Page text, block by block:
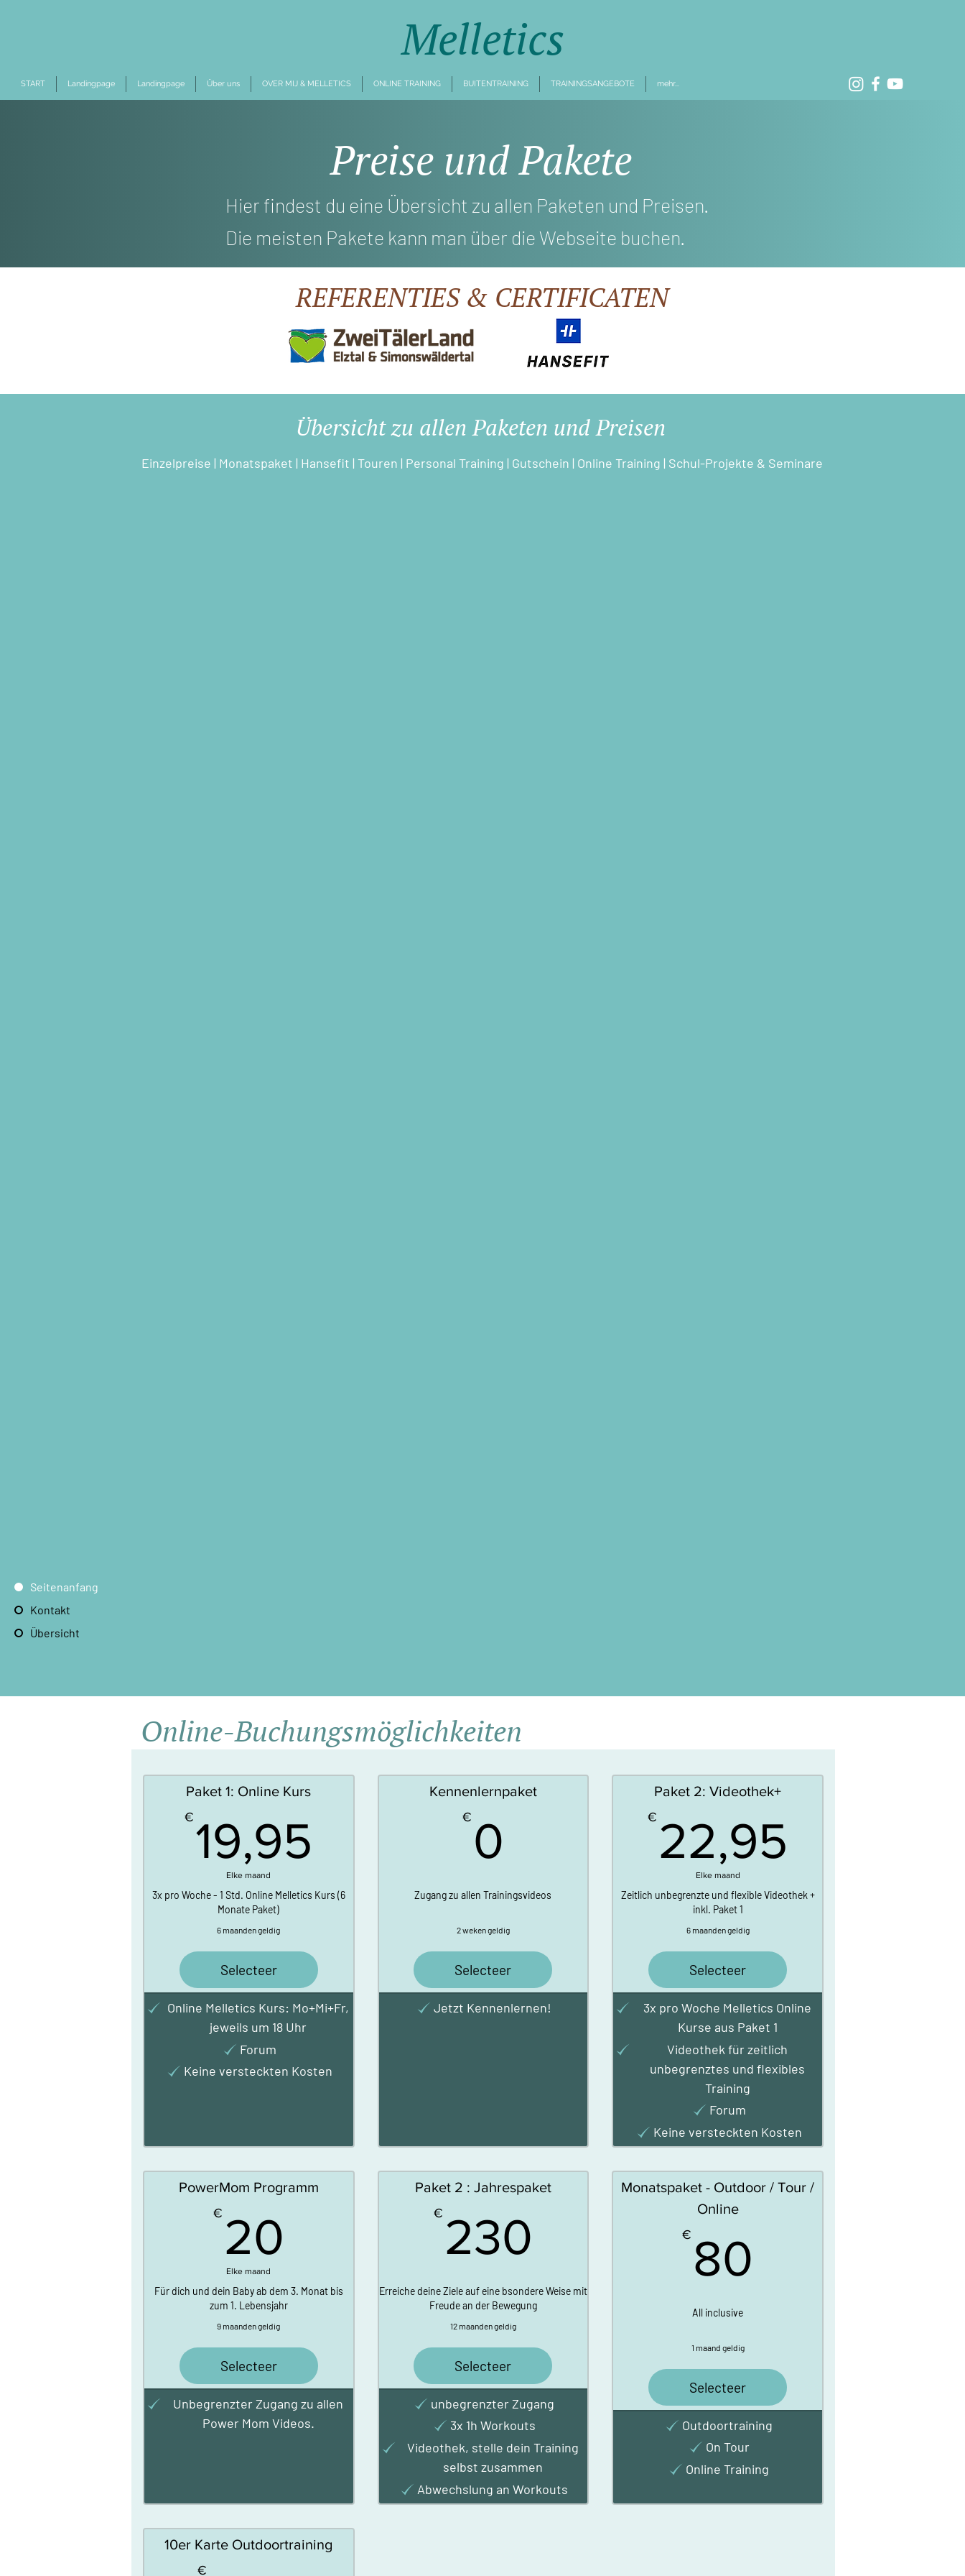
Melletics
START Landingpage Landingpage Über uns OVER MIJ & MELLETICS ONLINE TRAINING BUITENTRAINING TRAININGSANGEBOTE mehr...
Seitenanfang
Kontakt
Übersicht
Preise und Pakete
Hier findest du eine Übersicht zu allen Paketen und Preisen.
Die meisten Pakete kann man über die Webseite buchen.
REFERENTIES & CERTIFICATEN
Übersicht zu allen Paketen und Preisen
Einzelpreise | Monatspaket | Hansefit | Touren | Personal Training | Gutschein | Online Training | Schul-Projekte & Seminare
Online-Buchungsmöglichkeiten
Paket 1: Online Kurs
€ 19,95 19,95€
Elke maand
3x pro Woche - 1 Std. Online Melletics Kurs (6
Monate Paket)
6 maanden geldig
Selecteer
Online Melletics Kurs: Mo+Mi+Fr,
jeweils um 18 Uhr
Forum
Keine versteckten Kosten
Kennenlernpaket
€ 0
Zugang zu allen Trainingsvideos
2 weken geldig
Selecteer
Jetzt Kennenlernen!
Paket 2: Videothek+
€ 22,95
Elke maand
Zeitlich unbegrenzte und flexible Videothek +
inkl. Paket 1
6 maanden geldig
Selecteer
3x pro Woche Melletics Online
Kurse aus Paket 1
Videothek für zeitlich
unbegrenztes und flexibles
Training
Forum
Keine versteckten Kosten
PowerMom Programm
€ 20
Elke maand
Für dich und dein Baby ab dem 3. Monat bis
zum 1. Lebensjahr
9 maanden geldig
Selecteer
Unbegrenzter Zugang zu allen
Power Mom Videos.
Paket 2 : Jahrespaket
€ 230
Erreiche deine Ziele auf eine bsondere Weise mit
Freude an der Bewegung
12 maanden geldig
Selecteer
unbegrenzter Zugang
3x 1h Workouts
Videothek, stelle dein Training
selbst zusammen
Abwechslung an Workouts
Monatspaket - Outdoor / Tour /
Online
€ 80
All inclusive
1 maand geldig
Selecteer
Outdoortraining
On Tour
Online Training
10er Karte Outdoortraining
€